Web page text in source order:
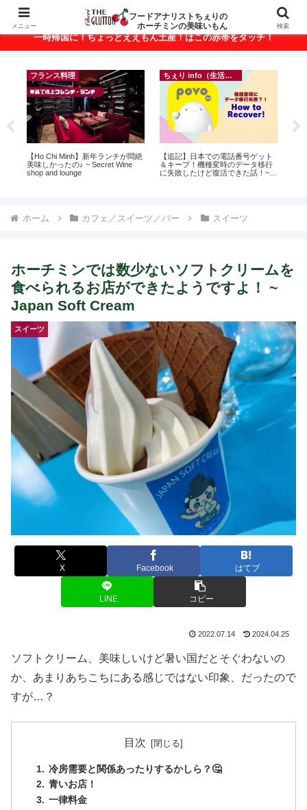
ベトナム・ホーチミンの美味いもんが満載！
一時帰国に！ちょっとええもん土産！はこの赤帯をタッチ！
フランス料理
【Ho Chi Minh】新年ランチが悶絶
美味しかったの♪ ~ Secret Wine
shop and lounge
ちぇり info（生活情報）
【追記】日本での電話番号ゲット
＆キープ！機種変時のデータ移行
に失敗したけど復活できた話！~
ホーム カフェ／スイーツ／バー スイーツ
ホーチミンでは数少ないソフトクリームを
食べられるお店ができたようですよ！ ~
Japan Soft Cream
スイーツ
X Facebook はてブ
LINE コピー
2022.07.14 2024.04.25
ソフトクリーム、美味しいけど暑い国だとそぐわないの
か、あまりあちこちにある感じではない印象、だったので
すが…？
目次
冷房需要と関係あったりするかしら？🤔
青いお店！
一律料金
メニュー
フードアナリストちぇりの
ホーチミンの美味いもん
検索